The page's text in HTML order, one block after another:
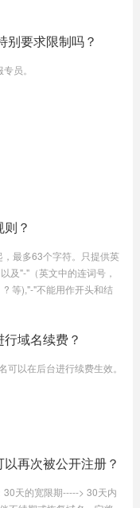
别要求限制吗？
员。
？
最多63个字符。只提供英
及"-"（英文中的连词号，
等),"-"不能用作开头和结
域名续费？
以在后台进行续费生效。
再次被公开注册？
30天的宽限期-----> 30天内